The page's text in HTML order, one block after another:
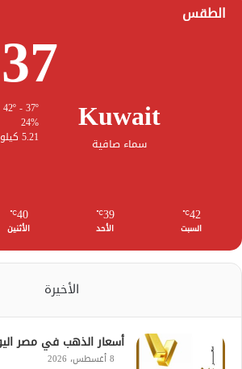
الطقس
Kuwait
سماء صافية
37
24%
5.21 كيلومتر/ساعة
42
℃
السبت
39
℃
الأحد
40
℃
الأثنين
الأخيرة
أسعار الذهب في مصر
8 أغسطس، 2026